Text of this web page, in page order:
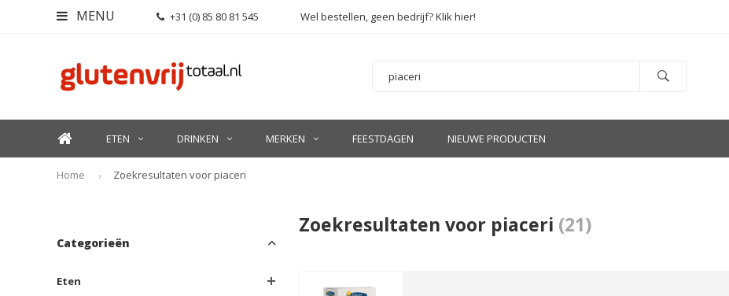
MENU +31 (0) 85 80 81 545 Wel bestellen, geen bedrijf? Klik hier!
ETEN DRINKEN MERKEN FEESTDAGEN NIEUWE PRODUCTEN
Home Zoekresultaten voor piaceri
Categorieën
Eten
Zoekresultaten voor piaceri (21)